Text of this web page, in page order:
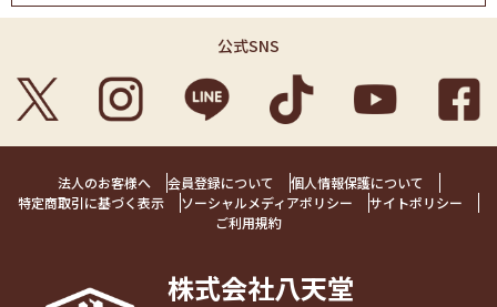
公式SNS
法人のお客様へ 会員登録について
個人情報保護について
特定商取引に基づく表示
ソーシャルメディアポリシー
サイトポリシー
ご利用規約
株式会社八天堂